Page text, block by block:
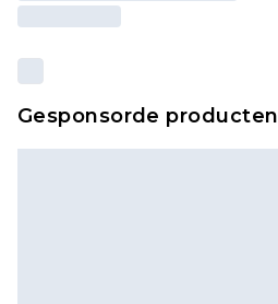
Gesponsorde producten